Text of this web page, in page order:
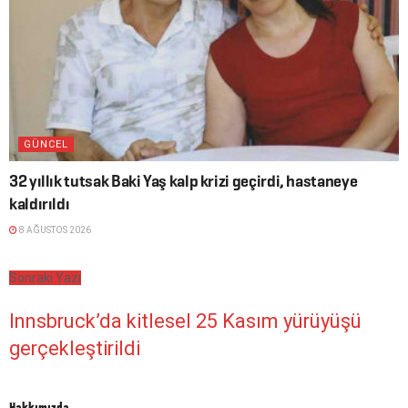
GÜNCEL
32 yıllık tutsak Baki Yaş kalp krizi geçirdi, hastaneye
kaldırıldı
8 AĞUSTOS 2026
Sonraki Yazı
Innsbruck’da kitlesel 25 Kasım yürüyüşü
gerçekleştirildi